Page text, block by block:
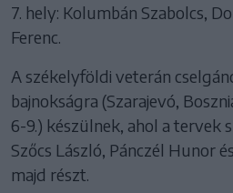
7. hely: Kolumbán Szabolcs,
Ferenc.
A székelyföldi veterán
bajnokságra (Szarajevó,
6-9.) készülnek, ahol a tervek
Szőcs László, Pánczél Hunor
majd részt.